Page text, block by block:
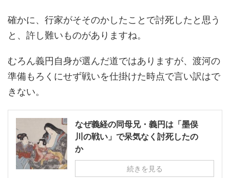
確かに、行家がそそのかしたことで討死したと思う
と、許し難いものがありますね。
むろん義円自身が選んだ道ではありますが、渡河の
準備もろくにせず戦いを仕掛けた時点で言い訳はで
きない。
なぜ義経の同母兄・義円は「墨俣
川の戦い」で呆気なく討死したの
か
続きを見る